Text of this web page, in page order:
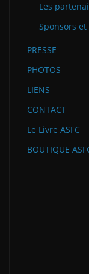
Les
Sponsors et
PRESSE
PHOTOS
LIENS
CONTACT
Le Livre ASFC
BOUTIQUE